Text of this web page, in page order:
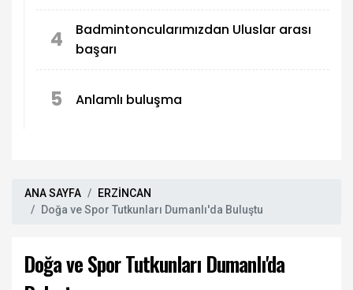
4
Badmintoncularımızdan Uluslar arası
başarı
5 Anlamlı buluşma
ANA SAYFA
ERZİNCAN
Doğa ve Spor Tutkunları Dumanlı'da Buluştu
Doğa ve Spor Tutkunları Dumanlı'da